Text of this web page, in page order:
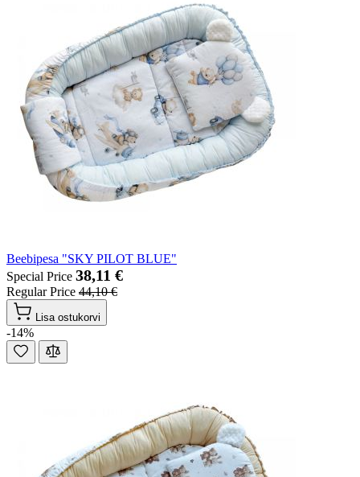
Beebipesa "SKY PILOT BLUE"
Special Price 38,11 €
Regular Price 44,10 €
Lisa ostukorvi
-14%